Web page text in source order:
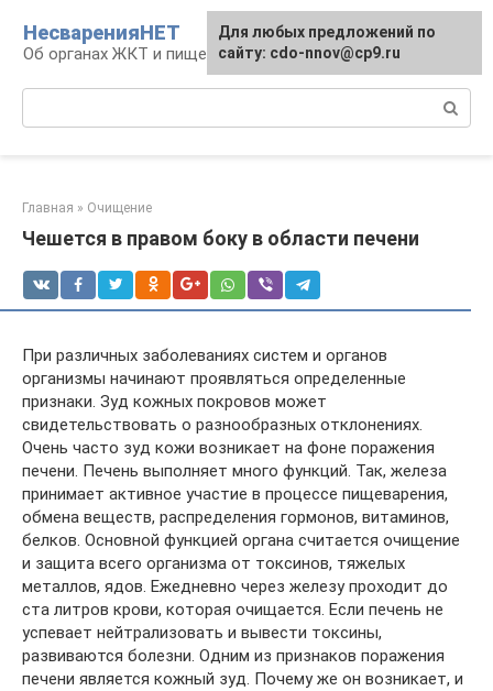
контенту
НесваренияНЕТ
Об органах ЖКТ и пищеварении
Главная » Очищение
Чешется в правом боку в области печени
При различных заболеваниях систем и органов
организмы начинают проявляться определенные
признаки. Зуд кожных покровов может
свидетельствовать о разнообразных отклонениях.
Очень часто зуд кожи возникает на фоне поражения
печени. Печень выполняет много функций. Так, железа
принимает активное участие в процессе пищеварения,
обмена веществ, распределения гормонов, витаминов,
белков. Основной функцией органа считается очищение
и защита всего организма от токсинов, тяжелых
металлов, ядов. Ежедневно через железу проходит до
ста литров крови, которая очищается. Если печень не
успевает нейтрализовать и вывести токсины,
развиваются болезни. Одним из признаков поражения
печени является кожный зуд. Почему же он возникает, и
Для любых предложений по
сайту: cdo-nnov@cp9.ru